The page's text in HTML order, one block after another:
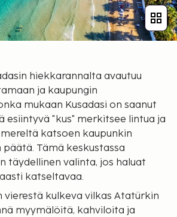
hiekkarannalta avautuu
ja kaupungin
mukaan Kusadasi on saanut
esiintyvä "kus" merkitsee lintua ja
mereltä katsoen kaupunkin
Tämä keskustassa
täydellinen valinta, jos haluat
katseltavaa.
vierestä kulkeva vilkas Atatürkin
myymälöitä, kahviloita ja